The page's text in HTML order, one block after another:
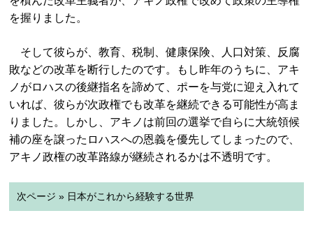
を握りました。
そして彼らが、教育、税制、健康保険、人口対策、反腐
敗などの改革を断行したのです。もし昨年のうちに、アキ
ノがロハスの後継指名を諦めて、ポーを与党に迎え入れて
いれば、彼らが次政権でも改革を継続できる可能性が高ま
りました。しかし、アキノは前回の選挙で自らに大統領候
補の座を譲ったロハスへの恩義を優先してしまったので、
アキノ政権の改革路線が継続されるかは不透明です。
次ページ » 日本がこれから経験する世界